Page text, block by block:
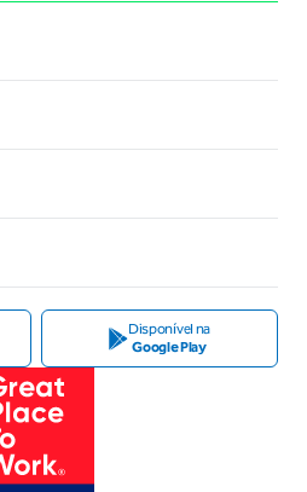
Disponível na
Google Play